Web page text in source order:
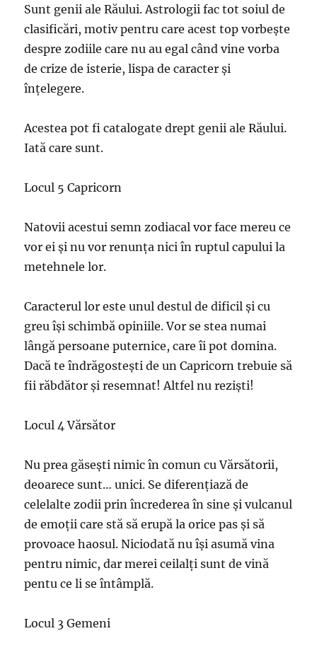
Sunt genii ale Răului. Astrologii fac tot soiul de
clasificări, motiv pentru care acest top vorbește
despre zodiile care nu au egal când vine vorba
de crize de isterie, lispa de caracter și
înțelegere.
Acestea pot fi catalogate drept genii ale Răului.
Iată care sunt.
Locul 5 Capricorn
Natovii acestui semn zodiacal vor face mereu ce
vor ei și nu vor renunța nici în ruptul capului la
metehnele lor.
Caracterul lor este unul destul de dificil și cu
greu își schimbă opiniile. Vor se stea numai
lângă persoane puternice, care îi pot domina.
Dacă te îndrăgostești de un Capricorn trebuie să
fii răbdător și resemnat! Altfel nu reziști!
Locul 4 Vărsător
Nu prea găsești nimic în comun cu Vărsătorii,
deoarece sunt… unici. Se diferențiază de
celelalte zodii prin încrederea în sine și vulcanul
de emoții care stă să erupă la orice pas și să
provoace haosul. Niciodată nu își asumă vina
pentru nimic, dar merei ceilalți sunt de vină
pentu ce li se întâmplă.
Locul 3 Gemeni